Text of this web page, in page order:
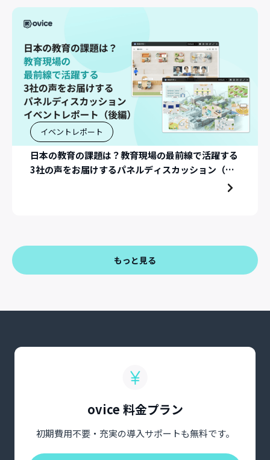
イベントレポート
日本の教育の課題は？教育現場の最前線で活躍する
3社の声をお届けするパネルディスカッション（イ
もっと見る
ovice 料金プラン
初期費用不要・充実の導入サポートも無料です。